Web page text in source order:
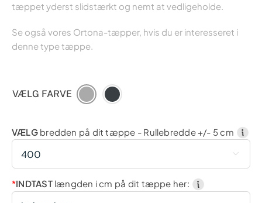
tæppet yderst slidstærkt og nemt at vedligeholde.
Se også vores Ortona-tæpper, hvis du er interesseret i
denne type tæppe.
VÆLG FARVE
VÆLGbredden på dit tæppe - Rullebredde +/- 5 cm

*INDTASTlængden i cm på dit tæppe her: